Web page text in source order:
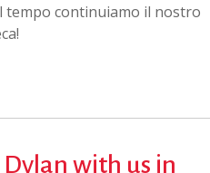
tempo continuiamo il nostro
with us in